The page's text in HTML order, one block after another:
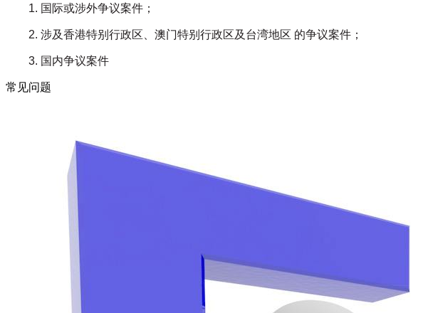
1. 国际或涉外争议案件；
2. 涉及香港特别行政区、澳门特别行政区及台湾地区 的争议案件；
3. 国内争议案件
常见问题